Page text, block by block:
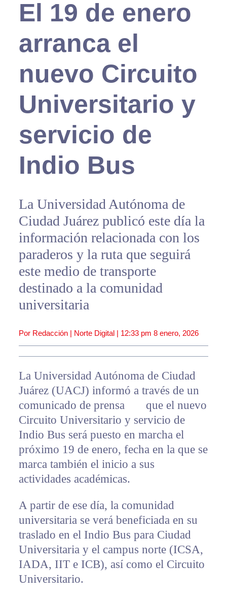
El 19 de enero
arranca el
nuevo Circuito
Universitario y
servicio de
Indio Bus
La Universidad Autónoma de
Ciudad Juárez publicó este día la
información relacionada con los
paraderos y la ruta que seguirá
este medio de transporte
destinado a la comunidad
universitaria
Por Redacción | Norte Digital | 12:33 pm 8 enero, 2026
La Universidad Autónoma de Ciudad
Juárez (UACJ) informó a través de un
comunicado de prensa que el nuevo
Circuito Universitario y servicio de
Indio Bus será puesto en marcha el
próximo 19 de enero, fecha en la que se
marca también el inicio a sus
actividades académicas.
A partir de ese día, la comunidad
universitaria se verá beneficiada en su
traslado en el Indio Bus para Ciudad
Universitaria y el campus norte (ICSA,
IADA, IIT e ICB), así como el Circuito
Universitario.